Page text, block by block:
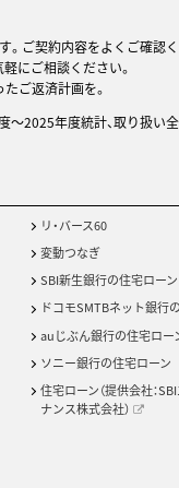
ご契約内容をよくご確認
にご相談ください。
ご返済計画を。
～2025年度統計、取り扱い
リ・バース60
変動つなぎ
SBI新生銀行の住宅ローン
ドコモSMTBネット銀行
auじぶん銀行の住宅ロー
ソニー銀行の住宅ローン
住宅ローン（提供会社：
ナンス株式会社）